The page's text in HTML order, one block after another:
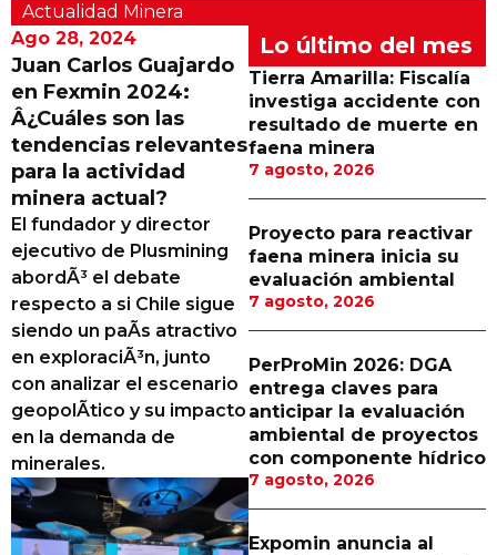
Minería Superficie
Minerí­a Subterránea
Proveedores
Canal Digital
Columnas de Opinión
Designaciones
Calendario de Eventos
Revistas Digital
Siguenos
Actualidad Minera
Ago 28, 2024
Juan Carlos Guajardo
en Fexmin 2024:
Â¿Cuáles son las
tendencias relevantes
para la actividad
minera actual?
El fundador y director
ejecutivo de Plusmining
abordÃ³ el debate
respecto a si Chile sigue
siendo un paÃ­s atractivo
en exploraciÃ³n, junto
con analizar el escenario
geopolÃ­tico y su impacto
en la demanda de
minerales.
Lo último del mes
Tierra Amarilla: Fiscalía
investiga accidente con
resultado de muerte en
faena minera
7 agosto, 2026
Proyecto para reactivar
faena minera inicia su
evaluación ambiental
7 agosto, 2026
PerProMin 2026: DGA
entrega claves para
anticipar la evaluación
ambiental de proyectos
con componente hídrico
7 agosto, 2026
Expomin anuncia al